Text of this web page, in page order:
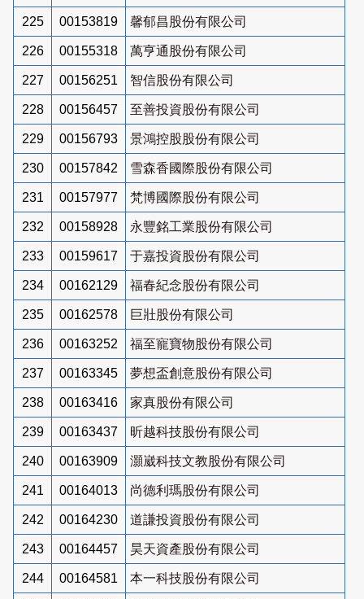
225 00153819 馨郁昌股份有限公司
226 00155318 萬亨通股份有限公司
227 00156251 智信股份有限公司
228 00156457 至善投資股份有限公司
229 00156793 景鴻控股股份有限公司
230 00157842 雪森香國際股份有限公司
231 00157977 梵博國際股份有限公司
232 00158928 永豐銘工業股份有限公司
233 00159617 于嘉投資股份有限公司
234 00162129 福春紀念股份有限公司
235 00162578 巨壯股份有限公司
236 00163252 福至寵寶物股份有限公司
237 00163345 夢想盃創意股份有限公司
238 00163416 家真股份有限公司
239 00163437 昕越科技股份有限公司
240 00163909 灝崴科技文教股份有限公司
241 00164013 尚德利瑪股份有限公司
242 00164230 道謙投資股份有限公司
243 00164457 昊天資產股份有限公司
244 00164581 本一科技股份有限公司